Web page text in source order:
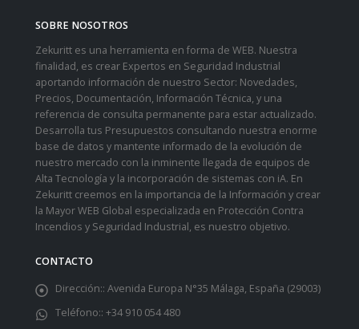
SOBRE NOSOTROS
Zekuritt es una herramienta en forma de WEB. Nuestra
finalidad, es crear Expertos en Seguridad Industrial
aportando información de nuestro Sector: Novedades,
Precios, Documentación, Información Técnica, y una
referencia de consulta permanente para estar actualizado.
Desarrolla tus Presupuestos consultando nuestra enorme
base de datos y mantente informado de la evolución de
nuestro mercado con la inminente llegada de equipos de
Alta Tecnología y la incorporación de sistemas con iA. En
Zekuritt creemos en la importancia de la Información y crear
la Mayor WEB Global especializada en Protección Contra
Incendios y Seguridad Industrial, es nuestro objetivo.
CONTACTO
Dirección:: Avenida Europa N°35 Málaga, España (29003)
Teléfono:: +34 910 054 480